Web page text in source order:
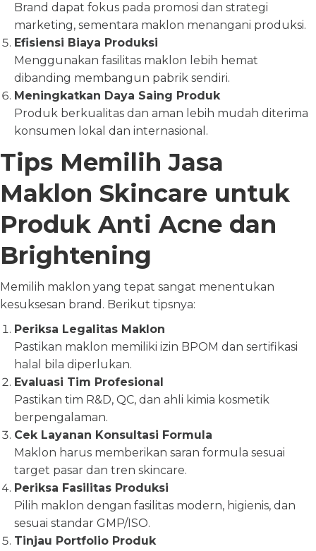
Brand dapat fokus pada promosi dan strategi
marketing, sementara maklon menangani produksi.
Efisiensi Biaya Produksi
Menggunakan fasilitas maklon lebih hemat
dibanding membangun pabrik sendiri.
Meningkatkan Daya Saing Produk
Produk berkualitas dan aman lebih mudah diterima
konsumen lokal dan internasional.
Tips Memilih Jasa
Maklon Skincare untuk
Produk Anti Acne dan
Brightening
Memilih maklon yang tepat sangat menentukan
kesuksesan brand. Berikut tipsnya:
Periksa Legalitas Maklon
Pastikan maklon memiliki izin BPOM dan sertifikasi
halal bila diperlukan.
Evaluasi Tim Profesional
Pastikan tim R&D, QC, dan ahli kimia kosmetik
berpengalaman.
Cek Layanan Konsultasi Formula
Maklon harus memberikan saran formula sesuai
target pasar dan tren skincare.
Periksa Fasilitas Produksi
Pilih maklon dengan fasilitas modern, higienis, dan
sesuai standar GMP/ISO.
Tinjau Portfolio Produk